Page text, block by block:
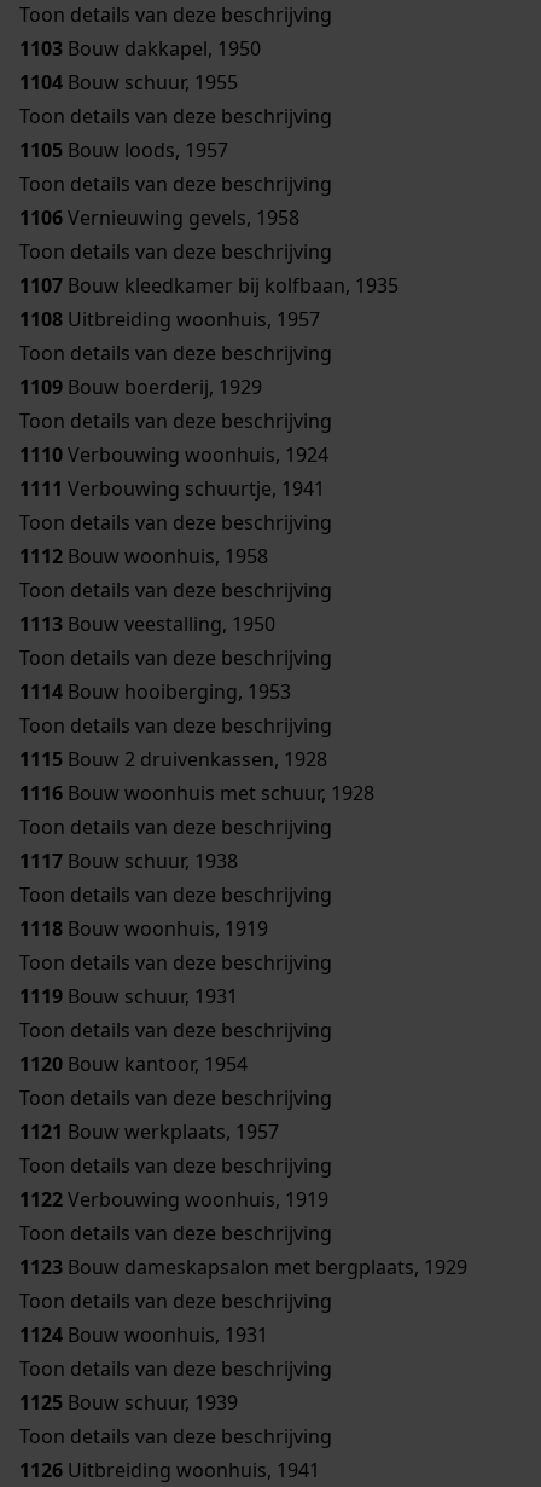
Toon details van deze beschrijving
1103 Bouw dakkapel, 1950
1104 Bouw schuur, 1955
Toon details van deze beschrijving
1105 Bouw loods, 1957
Toon details van deze beschrijving
1106Vernieuwing gevels, 1958
Toon details van deze beschrijving
1107 Bouw kleedkamer bij kolfbaan, 1935
1108 Uitbreiding woonhuis, 1957
Toon details van deze beschrijving
1109 Bouw boerderij, 1929
Toon details van deze beschrijving
1110Verbouwing woonhuis, 1924
1111 Verbouwing schuurtje, 1941
Toon details van deze beschrijving
1112 Bouw woonhuis, 1958
Toon details van deze beschrijving
1113 Bouw veestalling, 1950
Toon details van deze beschrijving
1114 Bouw hooiberging, 1953
Toon details van deze beschrijving
1115 Bouw 2 druivenkassen, 1928
1116 Bouw woonhuis met schuur, 1928
Toon details van deze beschrijving
1117 Bouw schuur, 1938
Toon details van deze beschrijving
1118 Bouw woonhuis, 1919
Toon details van deze beschrijving
1119 Bouw schuur, 1931
Toon details van deze beschrijving
1120 Bouw kantoor, 1954
Toon details van deze beschrijving
1121 Bouw werkplaats, 1957
Toon details van deze beschrijving
1122Verbouwing woonhuis, 1919
Toon details van deze beschrijving
1123 Bouw dameskapsalon met bergplaats, 1929
Toon details van deze beschrijving
1124 Bouw woonhuis, 1931
Toon details van deze beschrijving
1125 Bouw schuur, 1939
Toon details van deze beschrijving
1126 Uitbreiding woonhuis, 1941